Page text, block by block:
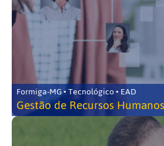
Formiga-MG • Tecnológico • EAD
Gestão de Recursos